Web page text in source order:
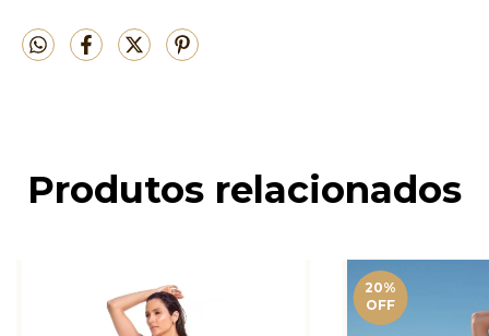
Produtos relacionados
20%
OFF